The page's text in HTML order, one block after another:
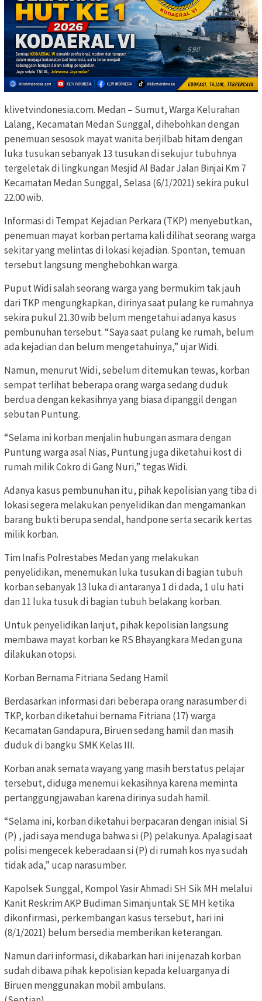
klivetvindonesia.com. Medan – Sumut, Warga Kelurahan
Lalang, Kecamatan Medan Sunggal, dihebohkan dengan
penemuan sesosok mayat wanita berjilbab hitam dengan
luka tusukan sebanyak 13 tusukan di sekujur tubuhnya
tergeletak di lingkungan Mesjid Al Badar Jalan Binjai Km 7
Kecamatan Medan Sunggal, Selasa (6/1/2021) sekira pukul
22.00 wib.
Informasi di Tempat Kejadian Perkara (TKP) menyebutkan,
penemuan mayat korban pertama kali dilihat seorang warga
sekitar yang melintas di lokasi kejadian. Spontan, temuan
tersebut langsung menghebohkan warga.
Puput Widi salah seorang warga yang bermukim tak jauh
dari TKP mengungkapkan, dirinya saat pulang ke rumahnya
sekira pukul 21.30 wib belum mengetahui adanya kasus
pembunuhan tersebut. “Saya saat pulang ke rumah, belum
ada kejadian dan belum mengetahuinya,” ujar Widi.
Namun, menurut Widi, sebelum ditemukan tewas, korban
sempat terlihat beberapa orang warga sedang duduk
berdua dengan kekasihnya yang biasa dipanggil dengan
sebutan Puntung.
“Selama ini korban menjalin hubungan asmara dengan
Puntung warga asal Nias, Puntung juga diketahui kost di
rumah milik Cokro di Gang Nuri,” tegas Widi.
Adanya kasus pembunuhan itu, pihak kepolisian yang tiba di
lokasi segera melakukan penyelidikan dan mengamankan
barang bukti berupa sendal, handpone serta secarik kertas
milik korban.
Tim Inafis Polrestabes Medan yang melakukan
penyelidikan, menemukan luka tusukan di bagian tubuh
korban sebanyak 13 luka di antaranya 1 di dada, 1 ulu hati
dan 11 luka tusuk di bagian tubuh belakang korban.
Untuk penyelidikan lanjut, pihak kepolisian langsung
membawa mayat korban ke RS Bhayangkara Medan guna
dilakukan otopsi.
Korban Bernama Fitriana Sedang Hamil
Berdasarkan informasi dari beberapa orang narasumber di
TKP, korban diketahui bernama Fitriana (17) warga
Kecamatan Gandapura, Biruen sedang hamil dan masih
duduk di bangku SMK Kelas III.
Korban anak semata wayang yang masih berstatus pelajar
tersebut, diduga menemui kekasihnya karena meminta
pertanggungjawaban karena dirinya sudah hamil.
“Selama ini, korban diketahui berpacaran dengan inisial Si
(P) , jadi saya menduga bahwa si (P) pelakunya. Apalagi saat
polisi mengecek keberadaan si (P) di rumah kos nya sudah
tidak ada,” ucap narasumber.
Kapolsek Sunggal, Kompol Yasir Ahmadi SH Sik MH melalui
Kanit Reskrim AKP Budiman Simanjuntak SE MH ketika
dikonfirmasi, perkembangan kasus tersebut, hari ini
(8/1/2021) belum bersedia memberikan keterangan.
Namun dari informasi, dikabarkan hari ini jenazah korban
sudah dibawa pihak kepolisian kepada keluarganya di
Biruen menggunakan mobil ambulans.